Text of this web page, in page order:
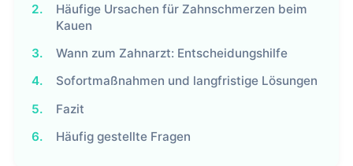
2.
Häufige Ursachen für Zahnschmerzen beim
Kauen
3.
Wann zum Zahnarzt: Entscheidungshilfe
4.
Sofortmaßnahmen und langfristige Lösungen
5.
Fazit
6.
Häufig gestellte Fragen